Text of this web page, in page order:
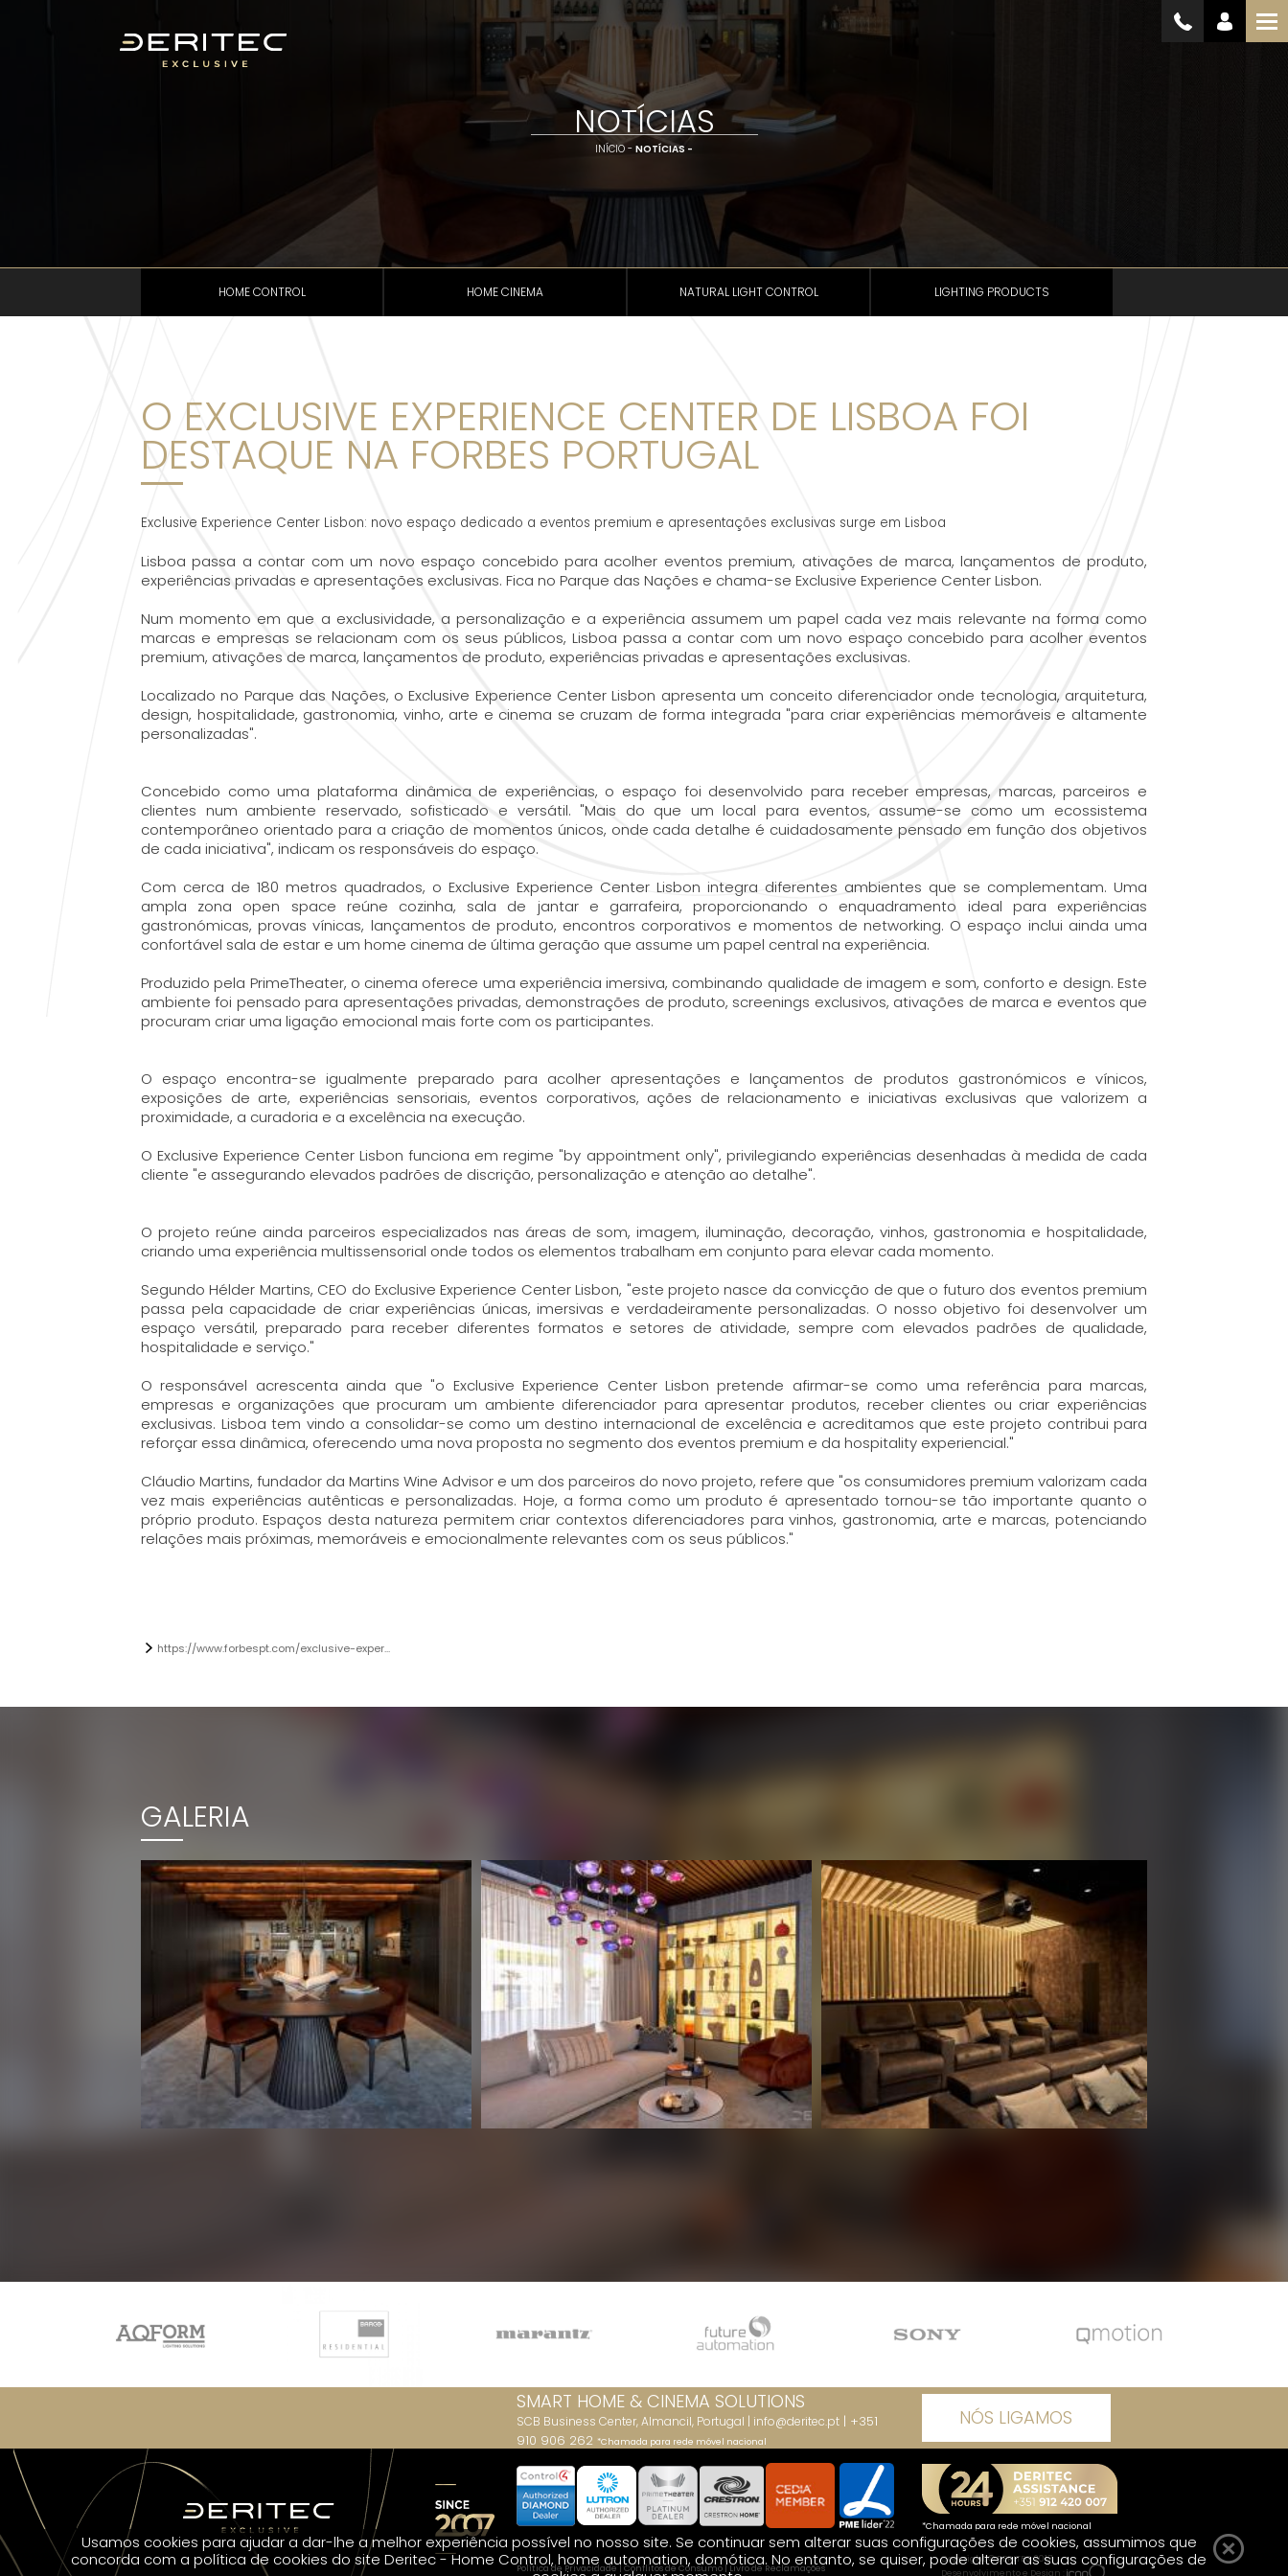
NOTÍCIAS
INÍCIO - NOTÍCIAS -
HOME CONTROL HOME CINEMA NATURAL LIGHT CONTROL LIGHTING PRODUCTS
O EXCLUSIVE EXPERIENCE CENTER DE LISBOA FOI
DESTAQUE NA FORBES PORTUGAL
Exclusive Experience Center Lisbon: novo espaço dedicado a eventos premium e apresentações exclusivas surge em Lisboa
Lisboa passa a contar com um novo espaço concebido para acolher eventos premium, ativações de marca, lançamentos de produto,
experiências privadas e apresentações exclusivas. Fica no Parque das Nações e chama-se Exclusive Experience Center Lisbon.
Num momento em que a exclusividade, a personalização e a experiência assumem um papel cada vez mais relevante na forma como
marcas e empresas se relacionam com os seus públicos, Lisboa passa a contar com um novo espaço concebido para acolher eventos
premium, ativações de marca, lançamentos de produto, experiências privadas e apresentações exclusivas.
Localizado no Parque das Nações, o Exclusive Experience Center Lisbon apresenta um conceito diferenciador onde tecnologia, arquitetura,
design, hospitalidade, gastronomia, vinho, arte e cinema se cruzam de forma integrada "para criar experiências memoráveis e altamente
personalizadas".
Concebido como uma plataforma dinâmica de experiências, o espaço foi desenvolvido para receber empresas, marcas, parceiros e
clientes num ambiente reservado, sofisticado e versátil. "Mais do que um local para eventos, assume-se como um ecossistema
contemporâneo orientado para a criação de momentos únicos, onde cada detalhe é cuidadosamente pensado em função dos objetivos
de cada iniciativa", indicam os responsáveis do espaço.
Com cerca de 180 metros quadrados, o Exclusive Experience Center Lisbon integra diferentes ambientes que se complementam. Uma
ampla zona open space reúne cozinha, sala de jantar e garrafeira, proporcionando o enquadramento ideal para experiências
gastronómicas, provas vínicas, lançamentos de produto, encontros corporativos e momentos de networking. O espaço inclui ainda uma
confortável sala de estar e um home cinema de última geração que assume um papel central na experiência.
Produzido pela PrimeTheater, o cinema oferece uma experiência imersiva, combinando qualidade de imagem e som, conforto e design. Este
ambiente foi pensado para apresentações privadas, demonstrações de produto, screenings exclusivos, ativações de marca e eventos que
procuram criar uma ligação emocional mais forte com os participantes.
O espaço encontra-se igualmente preparado para acolher apresentações e lançamentos de produtos gastronómicos e vínicos,
exposições de arte, experiências sensoriais, eventos corporativos, ações de relacionamento e iniciativas exclusivas que valorizem a
proximidade, a curadoria e a excelência na execução.
O Exclusive Experience Center Lisbon funciona em regime "by appointment only", privilegiando experiências desenhadas à medida de cada
cliente "e assegurando elevados padrões de discrição, personalização e atenção ao detalhe".
O projeto reúne ainda parceiros especializados nas áreas de som, imagem, iluminação, decoração, vinhos, gastronomia e hospitalidade,
criando uma experiência multissensorial onde todos os elementos trabalham em conjunto para elevar cada momento.
Segundo Hélder Martins, CEO do Exclusive Experience Center Lisbon, "este projeto nasce da convicção de que o futuro dos eventos premium
passa pela capacidade de criar experiências únicas, imersivas e verdadeiramente personalizadas. O nosso objetivo foi desenvolver um
espaço versátil, preparado para receber diferentes formatos e setores de atividade, sempre com elevados padrões de qualidade,
hospitalidade e serviço."
O responsável acrescenta ainda que "o Exclusive Experience Center Lisbon pretende afirmar-se como uma referência para marcas,
empresas e organizações que procuram um ambiente diferenciador para apresentar produtos, receber clientes ou criar experiências
exclusivas. Lisboa tem vindo a consolidar-se como um destino internacional de excelência e acreditamos que este projeto contribui para
reforçar essa dinâmica, oferecendo uma nova proposta no segmento dos eventos premium e da hospitality experiencial."
Cláudio Martins, fundador da Martins Wine Advisor e um dos parceiros do novo projeto, refere que "os consumidores premium valorizam cada
vez mais experiências autênticas e personalizadas. Hoje, a forma como um produto é apresentado tornou-se tão importante quanto o
próprio produto. Espaços desta natureza permitem criar contextos diferenciadores para vinhos, gastronomia, arte e marcas, potenciando
relações mais próximas, memoráveis e emocionalmente relevantes com os seus públicos."
https://www.forbespt.com/exclusive-exper...
GALERIA
SMART HOME & CINEMA SOLUTIONS
SCB Business Center, Almancil, Portugal | info@deritec.pt| +351
910 906 262 *Chamada para rede móvel nacional
NÓS LIGAMOS
Política de Privacidade| Conflitos de Consumo| Livro de Reclamações
*Chamada para rede móvel nacional
Copyright © DERITEC 2017
Desenvolvimento e Design :
Usamos cookies para ajudar a dar-lhe a melhor experiência possível no nosso site. Se continuar sem alterar suas configurações de cookies, assumimos que
concorda com a política de cookies do site Deritec - Home Control, home automation, domótica. No entanto, se quiser, pode alterar as suas configurações de